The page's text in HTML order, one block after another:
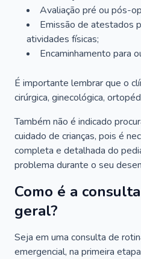
Avaliação pré ou pós-
Emissão de atestados
atividades físicas;
Encaminhamento para
É importante lembrar que o
cirúrgica, ginecológica,
Também não é indicado
cuidado de crianças, pois é
completa e detalhada do
problema durante o seu
Como é a
geral?
Seja em uma consulta de
emergencial, na primeira